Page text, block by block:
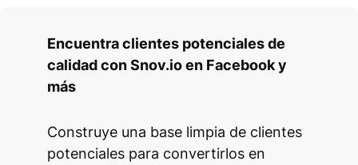
Encuentra clientes potenciales de
calidad con Snov.io en Facebook y
más
Construye una base limpia de clientes
potenciales para convertirlos en